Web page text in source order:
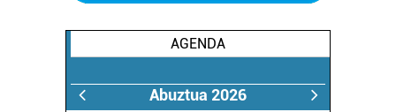
AGENDA
Abuztua 2026